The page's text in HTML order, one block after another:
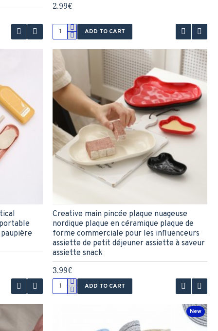
2.99€
ADD TO CART
Creative main pincée plaque nuageuse
nordique plaque en céramique plaque de
forme commerciale pour les influenceurs
assiette de petit déjeuner assiette à saveur
assiette snack
3.99€
ADD TO CART
New